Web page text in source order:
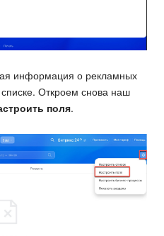
информация о рекламных
Откроем снова наш
поля.